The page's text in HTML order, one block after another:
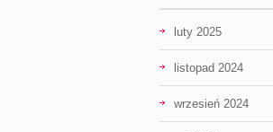
luty 2025
listopad 2024
wrzesień 2024